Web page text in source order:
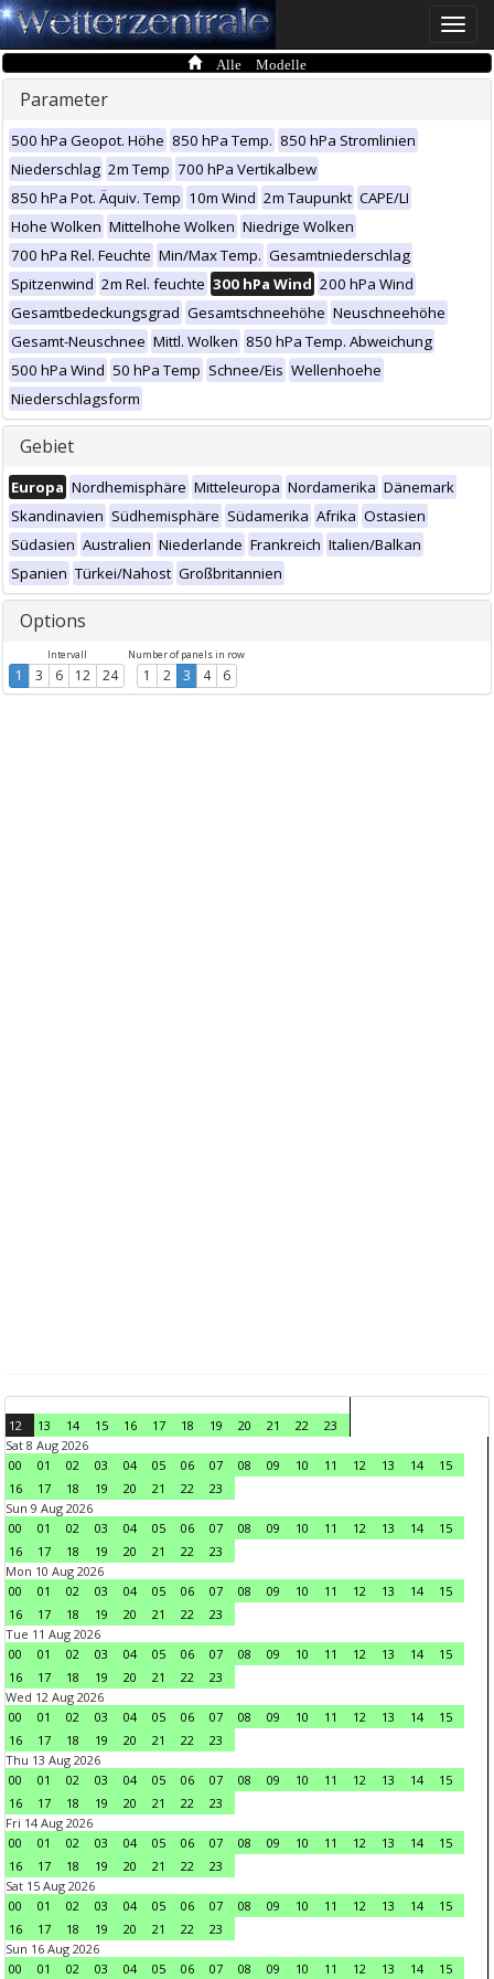
Toggle
Alle Modelle
Parameter
500 hPa Geopot. Höhe 850 hPa Temp. 850 hPa Stromlinien
Niederschlag 2m Temp 700 hPa Vertikalbew
850 hPa Pot. Äquiv. Temp 10m Wind 2m Taupunkt CAPE/LI
Hohe Wolken Mittelhohe Wolken Niedrige Wolken
700 hPa Rel. Feuchte Min/Max Temp. Gesamtniederschlag
Spitzenwind 2m Rel. feuchte 300 hPa Wind 200 hPa Wind
Gesamtbedeckungsgrad Gesamtschneehöhe Neuschneehöhe
Gesamt-Neuschnee Mittl. Wolken 850 hPa Temp. Abweichung
500 hPa Wind 50 hPa Temp Schnee/Eis Wellenhoehe
Niederschlagsform
Gebiet
Europa Nordhemisphäre Mitteleuropa Nordamerika Dänemark
Skandinavien Südhemisphäre Südamerika Afrika Ostasien
Südasien Australien Niederlande Frankreich Italien/Balkan
Spanien Türkei/Nahost Großbritannien
Options
Intervall
1 3 6 12 24
Number of panels in row
1 2 3 4 6
12 13 14 15 16 17 18 19 20 21 22
23
Sat 8 Aug 2026
00
01 02 03 04 05 06 07 08 09 10 11 12 13 14
15
16
17 18 19 20 21 22
23
Sun 9 Aug 2026
00
01 02 03 04 05 06 07 08 09 10 11 12 13 14
15
16
17 18 19 20 21 22
23
Mon 10 Aug 2026
00
01 02 03 04 05 06 07 08 09 10 11 12 13 14
15
16
17 18 19 20 21 22
23
Tue 11 Aug 2026
00
01 02 03 04 05 06 07 08 09 10 11 12 13 14
15
16
17 18 19 20 21 22
23
Wed 12 Aug 2026
00
01 02 03 04 05 06 07 08 09 10 11 12 13 14
15
16
17 18 19 20 21 22
23
Thu 13 Aug 2026
00
01 02 03 04 05 06 07 08 09 10 11 12 13 14
15
16
17 18 19 20 21 22
23
Fri 14 Aug 2026
00
01 02 03 04 05 06 07 08 09 10 11 12 13 14
15
16
17 18 19 20 21 22
23
Sat 15 Aug 2026
00
01 02 03 04 05 06 07 08 09 10 11 12 13 14
15
16
17 18 19 20 21 22
23
Sun 16 Aug 2026
00
01 02 03 04 05 06 07 08 09 10 11 12 13 14 15